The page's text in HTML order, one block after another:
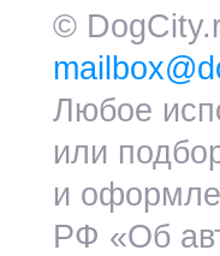
©
Любое
или
и
РФ «Об